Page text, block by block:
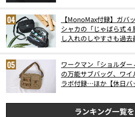
【MonoMax付録】ガバ
シャカの「じゃばら式
し入れのしやすさも過去
ワークマン「ショルダ
の万能サブバッグ、ワイ
ラボ付録…ほか【休日バ
ランキング一覧